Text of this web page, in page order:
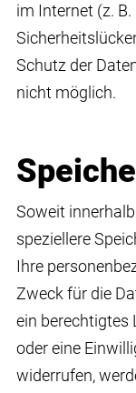
im Internet (z.
Schutz der
nicht möglich.
Soweit
speziellere
Ihre
Zweck für die
ein berechtigtes
oder eine
widerrufen,